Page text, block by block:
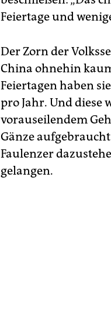
Feiertage und
Der Zorn der
China ohnehin
Feiertagen haben
pro Jahr. Und diese
vorauseilendem
Gänze
Faulenzer
gelangen.